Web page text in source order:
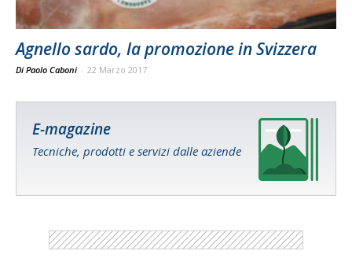
Agnello sardo, la promozione in Svizzera
Di Paolo Caboni - 22 Marzo 2017
E-magazine
Tecniche, prodotti e servizi dalle aziende